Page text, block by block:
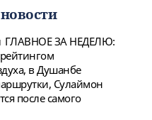
ГЛАВНОЕ ЗА НЕДЕЛЮ:
в Душанбе
Сулаймон
после самого